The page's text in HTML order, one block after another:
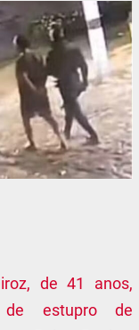
de 41 anos,
de estupro de